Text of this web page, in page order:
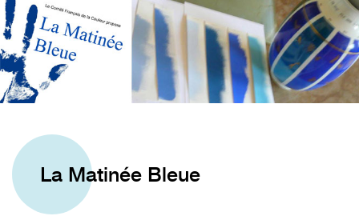
La Matinée Bleue